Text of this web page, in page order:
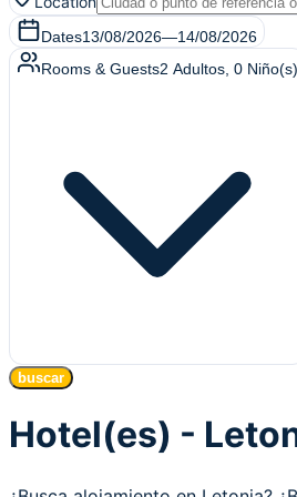
Dates13/08/2026—14/08/2026
Rooms & Guests2 Adultos 0 Niño(s)
buscar
Hotel(es) -